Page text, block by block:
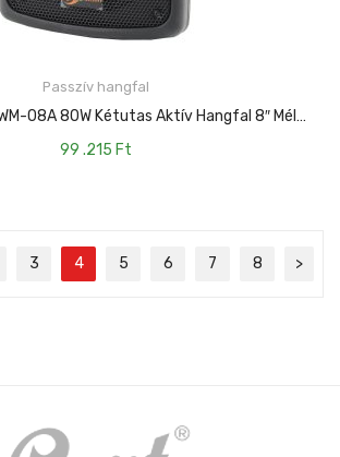
Passzív hangfal
Soundsation SPWM-08A 80W Kétutas Aktív Hangfal 8″ Mélyhangszóróval És Falitartóval
99 .215 Ft
KOSÁRBA TESZEM
3 4 5 6 7 8 >